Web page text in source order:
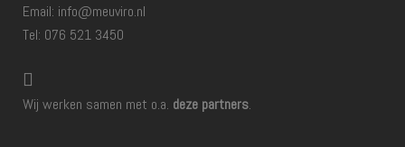
Email: info@meuviro.nl
Tel: 076 521 3450
Wij werken samen met o.a. deze partners.